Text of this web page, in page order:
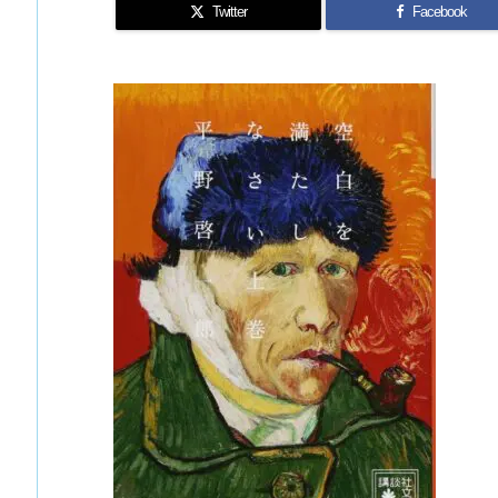
Twitter Facebook